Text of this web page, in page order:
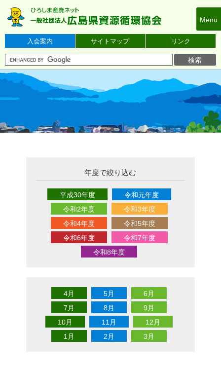
ス
ッ
プ
入会案内 サイトマップ リンク
Menu
年度で絞り込む
平成30年度
令和元年度
令和2年度
令和3年度
令和4年度
令和5年度
令和6年度
令和7年度
令和8年度
4月 5月
6月
7月
8月
9月
10月
11月
12月
1月
2月 3月